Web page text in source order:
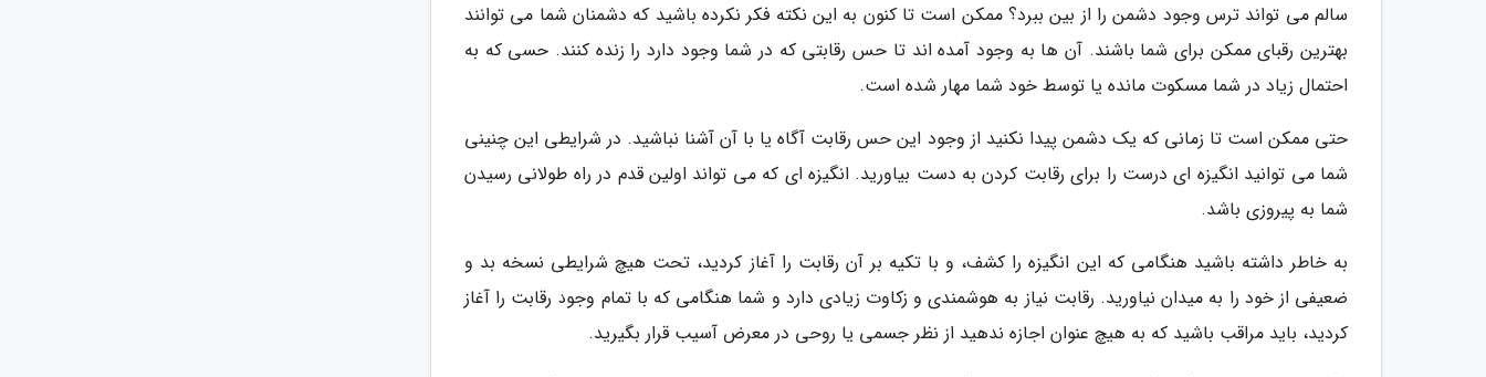
سالم می تواند ترس وجود دشمن را از بین ببرد؟ ممکن است تا کنون به این نکته فکر نکرده باشید که دشمنان شما می توانند
بهترین رقبای ممکن برای شما باشند. آن ها به وجود آمده اند تا حس رقابتی که در شما وجود دارد را زنده کنند. حسی که به
احتمال زیاد در شما مسکوت مانده یا توسط خود شما مهار شده است.
حتی ممکن است تا زمانی که یک دشمن پیدا نکنید از وجود این حس رقابت آگاه یا با آن آشنا نباشید. در شرایطی این چنینی
شما می توانید انگیزه ای درست را برای رقابت کردن به دست بیاورید. انگیزه ای که می تواند اولین قدم در راه طولانی رسیدن
شما به پیروزی باشد.
به خاطر داشته باشید هنگامی که این انگیزه را کشف، و با تکیه بر آن رقابت را آغاز کردید، تحت هیچ شرایطی نسخه بد و
ضعیفی از خود را به میدان نیاورید. رقابت نیاز به هوشمندی و زکاوت زیادی دارد و شما هنگامی که با تمام وجود رقابت را آغاز
کردید، باید مراقب باشید که به هیچ عنوان اجازه ندهید از نظر جسمی یا روحی در معرض آسیب قرار بگیرید.